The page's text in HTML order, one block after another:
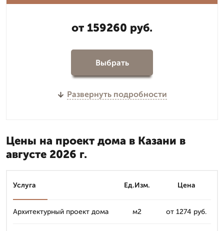
от 159260 руб.
Выбрать
Развернуть подробности
Цены на проект дома в Казани в
августе 2026 г.
Услуга Ед.Изм. Цена
Архитектурный проект дома м2 от 1274 руб.